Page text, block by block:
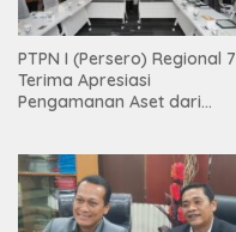
PTPN I (Persero) Regional 7
Terima Apresiasi
Pengamanan Aset dari